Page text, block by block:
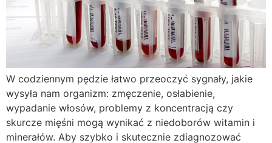
W codziennym pędzie łatwo przeoczyć sygnały, jakie
wysyła nam organizm: zmęczenie, osłabienie,
wypadanie włosów, problemy z koncentracją czy
skurcze mięśni mogą wynikać z niedoborów witamin i
minerałów. Aby szybko i skutecznie zdiagnozować